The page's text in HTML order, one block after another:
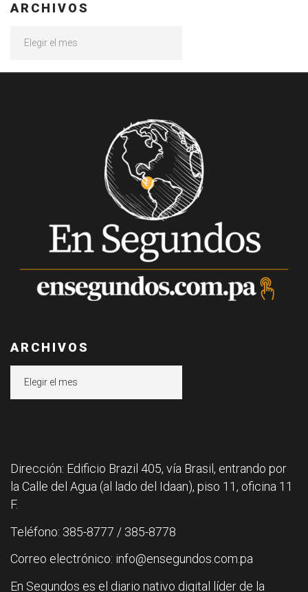
ARCHIVOS
ARCHIVOS
Dirección: Edificio Brazil 405, vía Brasil, entrando por
la Calle del Agua (al lado del Idaan), piso 11, oficina 11
F.
Teléfono: 385-8777 / 385-8778
Correo electrónico: info@ensegundos.com.pa
En Segundos es el diario nativo digital líder de la